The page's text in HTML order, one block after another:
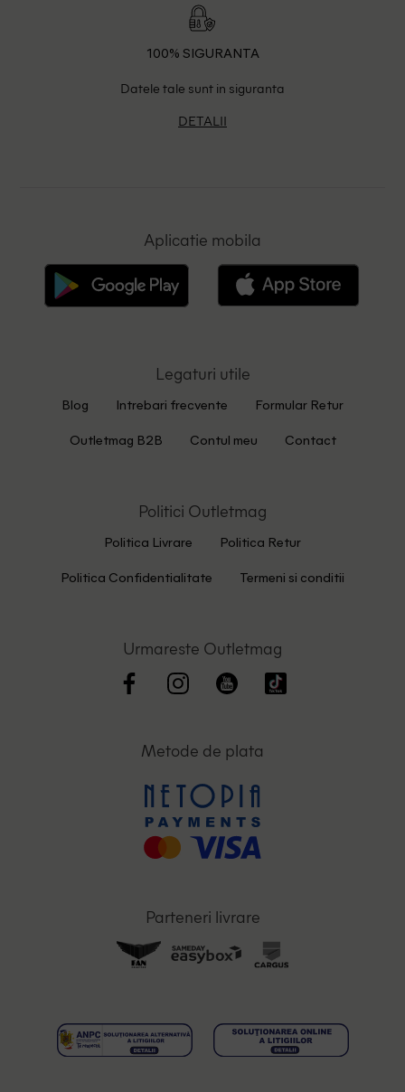
100% SIGURANTA
Datele tale sunt in siguranta
DETALII
Aplicatie mobila
Legaturi utile
Blog Intrebari frecvente Formular Retur
Outletmag B2B Contul meu Contact
Politici Outletmag
Politica Livrare Politica Retur
Politica Confidentialitate Termeni si conditii
Urmareste Outletmag
Metode de plata
Parteneri livrare